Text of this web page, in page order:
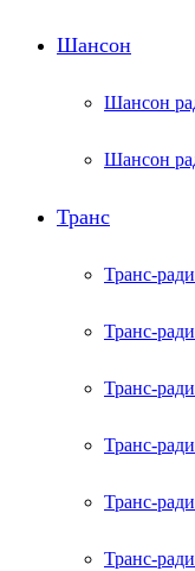
Шансон
Шансон
Шансон
Транс
Транс-
Транс-
Транс-
Транс-
Транс-
Транс-